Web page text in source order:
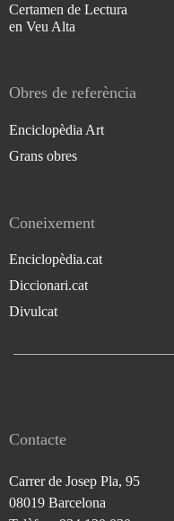
Certamen de Lectura
en Veu Alta
Obres de referència
Enciclopèdia Art
Grans obres
Coneixement
Enciclopèdia.cat
Diccionari.cat
Divulcat
Contacte
Carrer de Josep Pla, 95
08019 Barcelona